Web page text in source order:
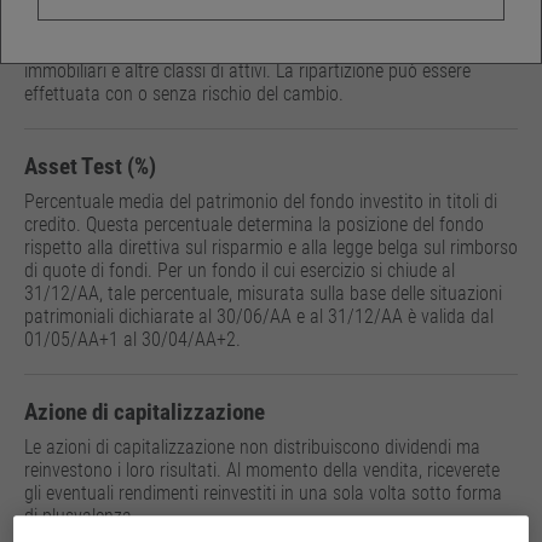
delle attività di un portafoglio o fondo su diverse classi di attivi o
immobiliari e altre classi di attivi. La ripartizione può essere
effettuata con o senza rischio del cambio.
Asset Test (%)
Percentuale media del patrimonio del fondo investito in titoli di
credito. Questa percentuale determina la posizione del fondo
rispetto alla direttiva sul risparmio e alla legge belga sul rimborso
di quote di fondi. Per un fondo il cui esercizio si chiude al
31/12/AA, tale percentuale, misurata sulla base delle situazioni
patrimoniali dichiarate al 30/06/AA e al 31/12/AA è valida dal
01/05/AA+1 al 30/04/AA+2.
Azione di capitalizzazione
Le azioni di capitalizzazione non distribuiscono dividendi ma
reinvestono i loro risultati. Al momento della vendita, riceverete
gli eventuali rendimenti reinvestiti in una sola volta sotto forma
di plusvalenza.